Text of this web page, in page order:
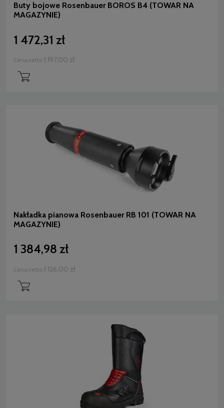
Buty bojowe Rosenbauer BOROS B4 (TOWAR NA
MAGAZYNIE)
1 472,31 zł
Cena netto: 1 197,00 zł
Nakładka pianowa Rosenbauer RB 101 (TOWAR NA
MAGAZYNIE)
1 384,98 zł
Cena netto: 1 126,00 zł